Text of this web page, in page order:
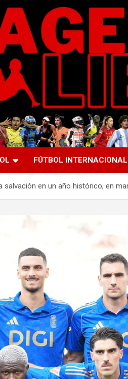
FÚTBOL INTERNACIONAL
salvación en un año histórico, en